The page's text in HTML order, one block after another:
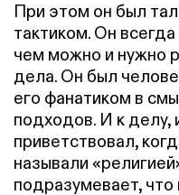
При этом он был
тактиком. Он всегда
чем можно и нужно
дела. Он был
его фанатиком в
подходов. И к делу,
приветствовал,
называли
подразумевает,